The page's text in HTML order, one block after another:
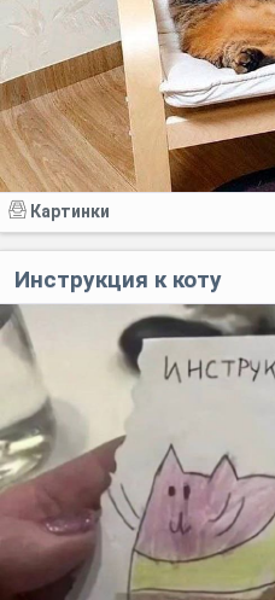
Картинки
Инструкция к коту